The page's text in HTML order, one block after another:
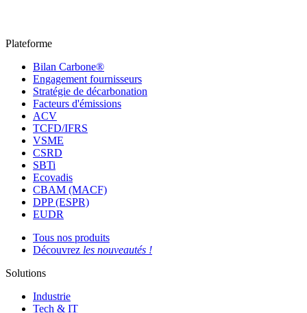
Plateforme
Bilan Carbone®
Engagement fournisseurs
Stratégie de décarbonation
Facteurs d'émissions
ACV
TCFD/IFRS
VSME
CSRD
SBTi
Ecovadis
CBAM (MACF)
DPP (ESPR)
EUDR
Tous nos produits
Découvrez les nouveautés !
Solutions
Industrie
Tech & IT